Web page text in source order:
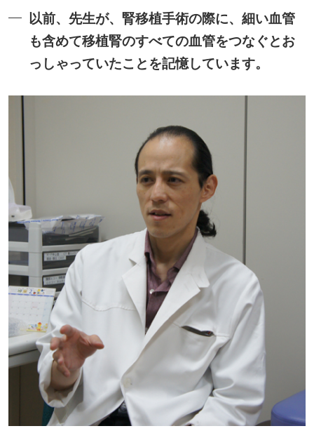
以前、先生が、腎移植手術の際に、細い血管
も含めて移植腎のすべての血管をつなぐとお
っしゃっていたことを記憶しています。